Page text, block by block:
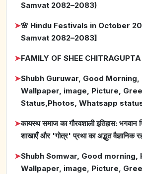
Samvat 2082–2083)
➤🌸 Hindu Festivals in October
Samvat 2082–2083]
➤FAMILY OF SHEE
➤Shubh Guruwar, Good
Wallpaper, image, Picture,
Status,Photos, Whatsapp
➤कायस्थ समाज का गौरवशाली इतिहास: भगवान
शाखाएँ और 'गोत्र' प्रथा का अद्भुत वैज्ञानिक
➤Shubh Somwar, Good morning,
Wallpaper, image, Picture,